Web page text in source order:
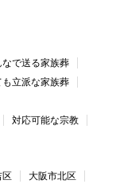
なで送る家族葬
も立派な家族葬
対応可能な宗教
区
大阪市北区